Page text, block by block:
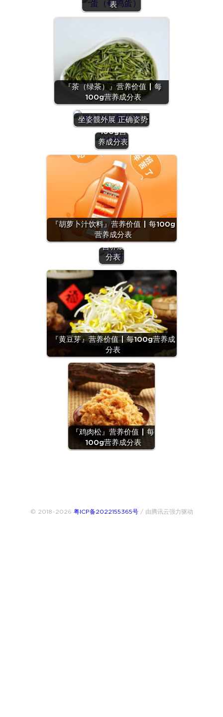
表
『茶（绿茶）』营养价值 | 每
100g营养成分表
坐姿髋外展 正确姿势
『沙拉
酱』营养
价值 | 每
100g营
养成分表
『胡萝卜汁饮料』营养价值 | 每100g
营养成分表
『羊
肝』营
养价值
| 每
100g
营养成
分表
『黄豆芽』营养价值 | 每100g营养成
分表
『鸡肉松』营养价值 | 每
100g营养成分表
© 2018~2026 粤ICP备2022155365号/ 由腾讯云强力驱动